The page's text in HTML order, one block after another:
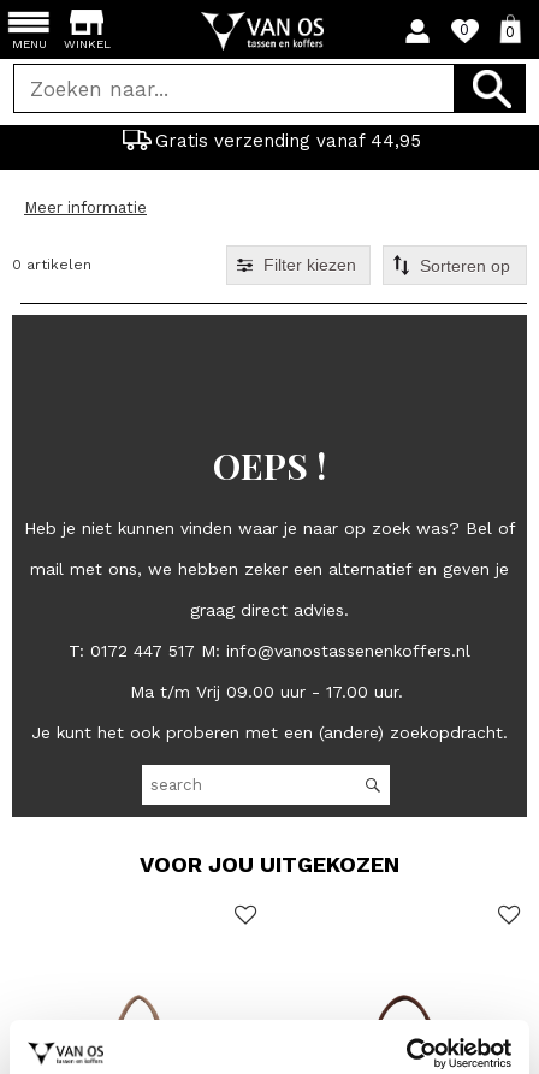
WINKEL
0 0
Gratis verzending vanaf 44,95
MENU
Meer informatie
0 artikelen Filter kiezen
OEPS !
Heb je niet kunnen vinden waar je naar op zoek was? Bel of
mail met ons, we hebben zeker een alternatief en geven je
graag direct advies.
T: 0172 447 517 M: info@vanostassenenkoffers.nl
Ma t/m Vrij 09.00 uur - 17.00 uur.
Je kunt het ook proberen met een (andere) zoekopdracht.
VOOR JOU UITGEKOZEN